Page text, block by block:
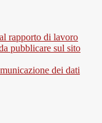
rapporto di lavoro
pubblicare sul sito
dei dati